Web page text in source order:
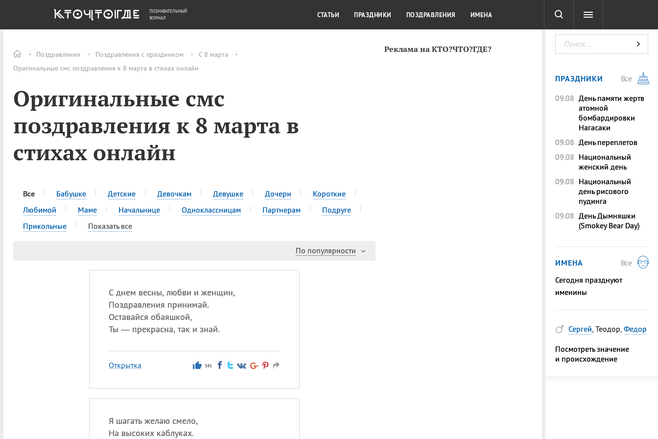
Поздравления Поздравления с праздником
С 8 марта
Оригинальные смс поздравления к 8 марта в стихах онлайн
Оригинальные смс
поздравления к 8 марта в
стихах онлайн
Все Бабушке Детские Девочкам Девушке Дочери
Короткие
Любимой
Маме Начальнице Одноклассницам Партнерам
Подруге
Прикольные
Показать все
По популярности
С днем весны, любви и женщин,
Поздравления принимай.
Оставайся обаяшкой,
Ты — прекрасна, так и знай.
Открытка 345
Я шагать желаю смело,
На высоких каблуках.
Реклама на КТО?ЧТО?ГДЕ?
ОБЩЕСТВО ДЕНЬГИ КУЛЬТУРА КРАСОТА ТЕСТЫ
ПОЗНАВАТЕЛЬНЫЙ
ЖУРНАЛ
СТАТЬИ ПРАЗДНИКИ ПОЗДРАВЛЕНИЯ ИМЕНА
ПРАЗДНИКИ
Все
09.08 День памяти жертв
атомной
бомбардировки
Нагасаки
09.08 День переплетов
09.08 Национальный
женский день
09.08 Национальный
день рисового
пудинга
09.08 День Дымняшки
(Smokey Bear Day)
ИМЕНА
Все
Сегодня празднуют
именины
Сергей, Теодор, Федор
Посмотреть значение
и происхождение